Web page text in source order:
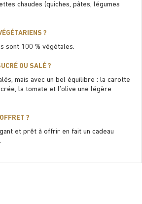
chaudes (quiches, pâtes, légumes
?
sont 100 % végétales.
OU SALÉ ?
mais avec un bel équilibre : la carotte
la tomate et l’olive une légère
?
et prêt à offrir en fait un cadeau